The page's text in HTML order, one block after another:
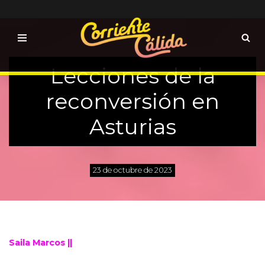
contenido
Lecciones de la
reconversión en
Asturias
23 de octubre de 2023
Saila Marcos ||